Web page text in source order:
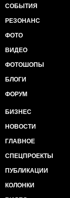
СОБЫТИЯ
РЕЗОНАНС
ФОТО
ВИДЕО
ФОТОШОПЫ
БЛОГИ
ФОРУМ
БИЗНЕС
НОВОСТИ
ГЛАВНОЕ
СПЕЦПРОЕКТЫ
ПУБЛИКАЦИИ
КОЛОНКИ